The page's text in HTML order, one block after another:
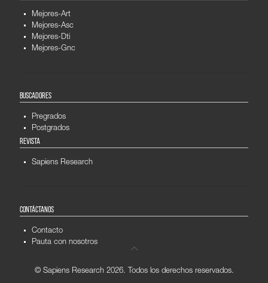
Mejores-Art
Mejores-Asc
Mejores-Dti
Mejores-Gnc
BUSCADORES
Pregrados
Postgrados
REVISTA
Sapiens Research
CONTÁCTANOS
Contacto
Pauta con nosotros
© Sapiens Research 2026. Todos los derechos reservados.